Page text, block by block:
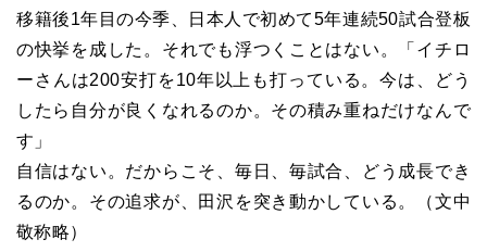
移籍後1年目の今季、日本人で初めて5年連続50試合登板
の快挙を成した。それでも浮つくことはない。「イチロ
ーさんは200安打を10年以上も打っている。今は、どう
したら自分が良くなれるのか。その積み重ねだけなんで
す」
自信はない。だからこそ、毎日、毎試合、どう成長でき
るのか。その追求が、田沢を突き動かしている。（文中
敬称略）